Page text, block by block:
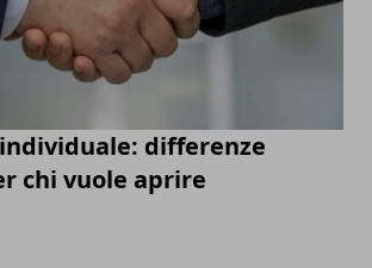
differenze
chi vuole aprire